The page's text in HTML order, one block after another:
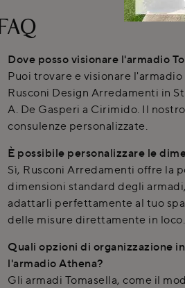
FAQ
Dove posso visionare l'armadio
Puoi trovare e visionare
Rusconi Design Arredamenti in
A. De Gasperi a Cirimido. Il
consulenze personalizzate.
È possibile personalizzare le
Sì, Rusconi Arredamenti offre la
dimensioni standard degli
adattarli perfettamente al tuo
delle misure direttamente in loco.
Quali opzioni di organizzazione
l'armadio Athena?
Gli armadi Tomasella, come il